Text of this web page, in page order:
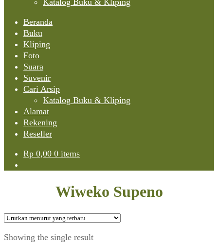
Katalog Buku & Kliping
Beranda
Buku
Kliping
Foto
Suara
Suvenir
Cari Arsip
Katalog Buku & Kliping
Alamat
Rekening
Reseller
Rp 0,00 0 items
Wiweko Supeno
Showing the single result